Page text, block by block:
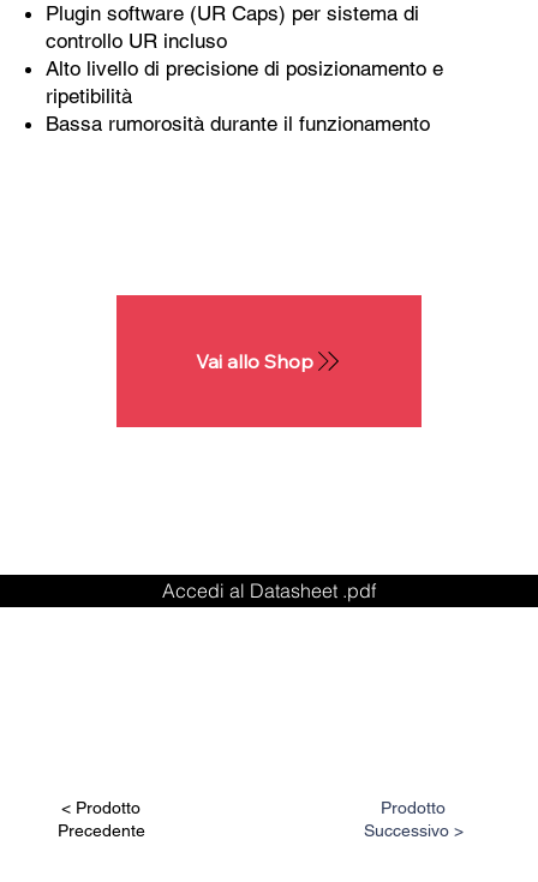
Plugin software (UR Caps) per sistema di
controllo UR incluso
Alto livello di precisione di posizionamento e
ripetibilità
Bassa rumorosità durante il funzionamento
Accedi al Datasheet .pdf
Vai allo Shop
< Prodotto
Precedente
Prodotto
Successivo >